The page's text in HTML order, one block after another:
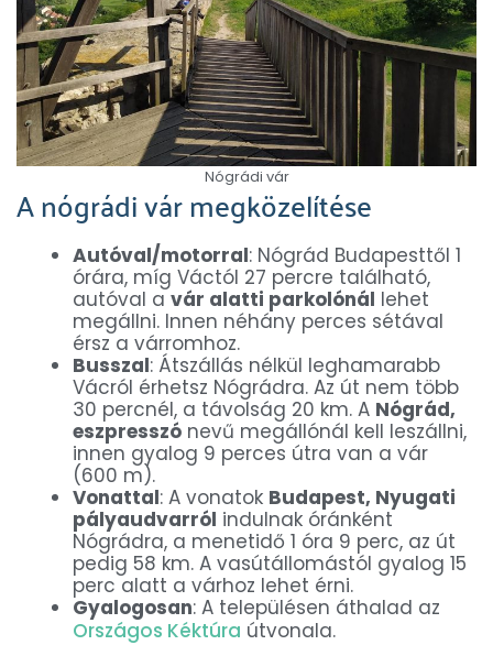
Nógrádi vár
A nógrádi vár megközelítése
Autóval/motorral: Nógrád Budapesttől 1
órára, míg Váctól 27 percre található,
autóval a vár alatti parkolónál lehet
megállni. Innen néhány perces sétával
érsz a várromhoz.
Busszal: Átszállás nélkül leghamarabb
Vácról érhetsz Nógrádra. Az út nem több
30 percnél, a távolság 20 km. A Nógrád,
eszpresszó nevű megállónál kell leszállni,
innen gyalog 9 perces útra van a vár
(600 m).
Vonattal: A vonatok Budapest, Nyugati
pályaudvarról indulnak óránként
Nógrádra, a menetidő 1 óra 9 perc, az út
pedig 58 km. A vasútállomástól gyalog 15
perc alatt a várhoz lehet érni.
Gyalogosan: A településen áthalad az
Országos Kéktúra útvonala.